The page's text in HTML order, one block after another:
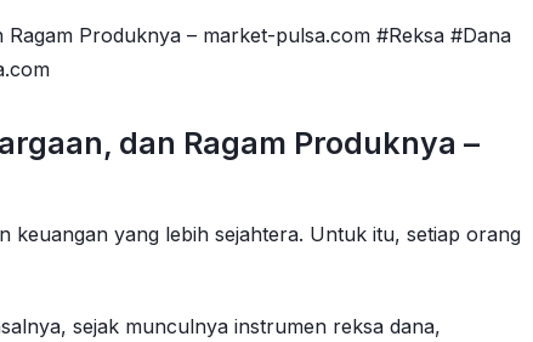
Produknya – market-pulsa.com #Reksa #Dana
dan Ragam Produknya –
keuangan yang lebih sejahtera. Untuk itu, setiap orang
sejak munculnya instrumen reksa dana,